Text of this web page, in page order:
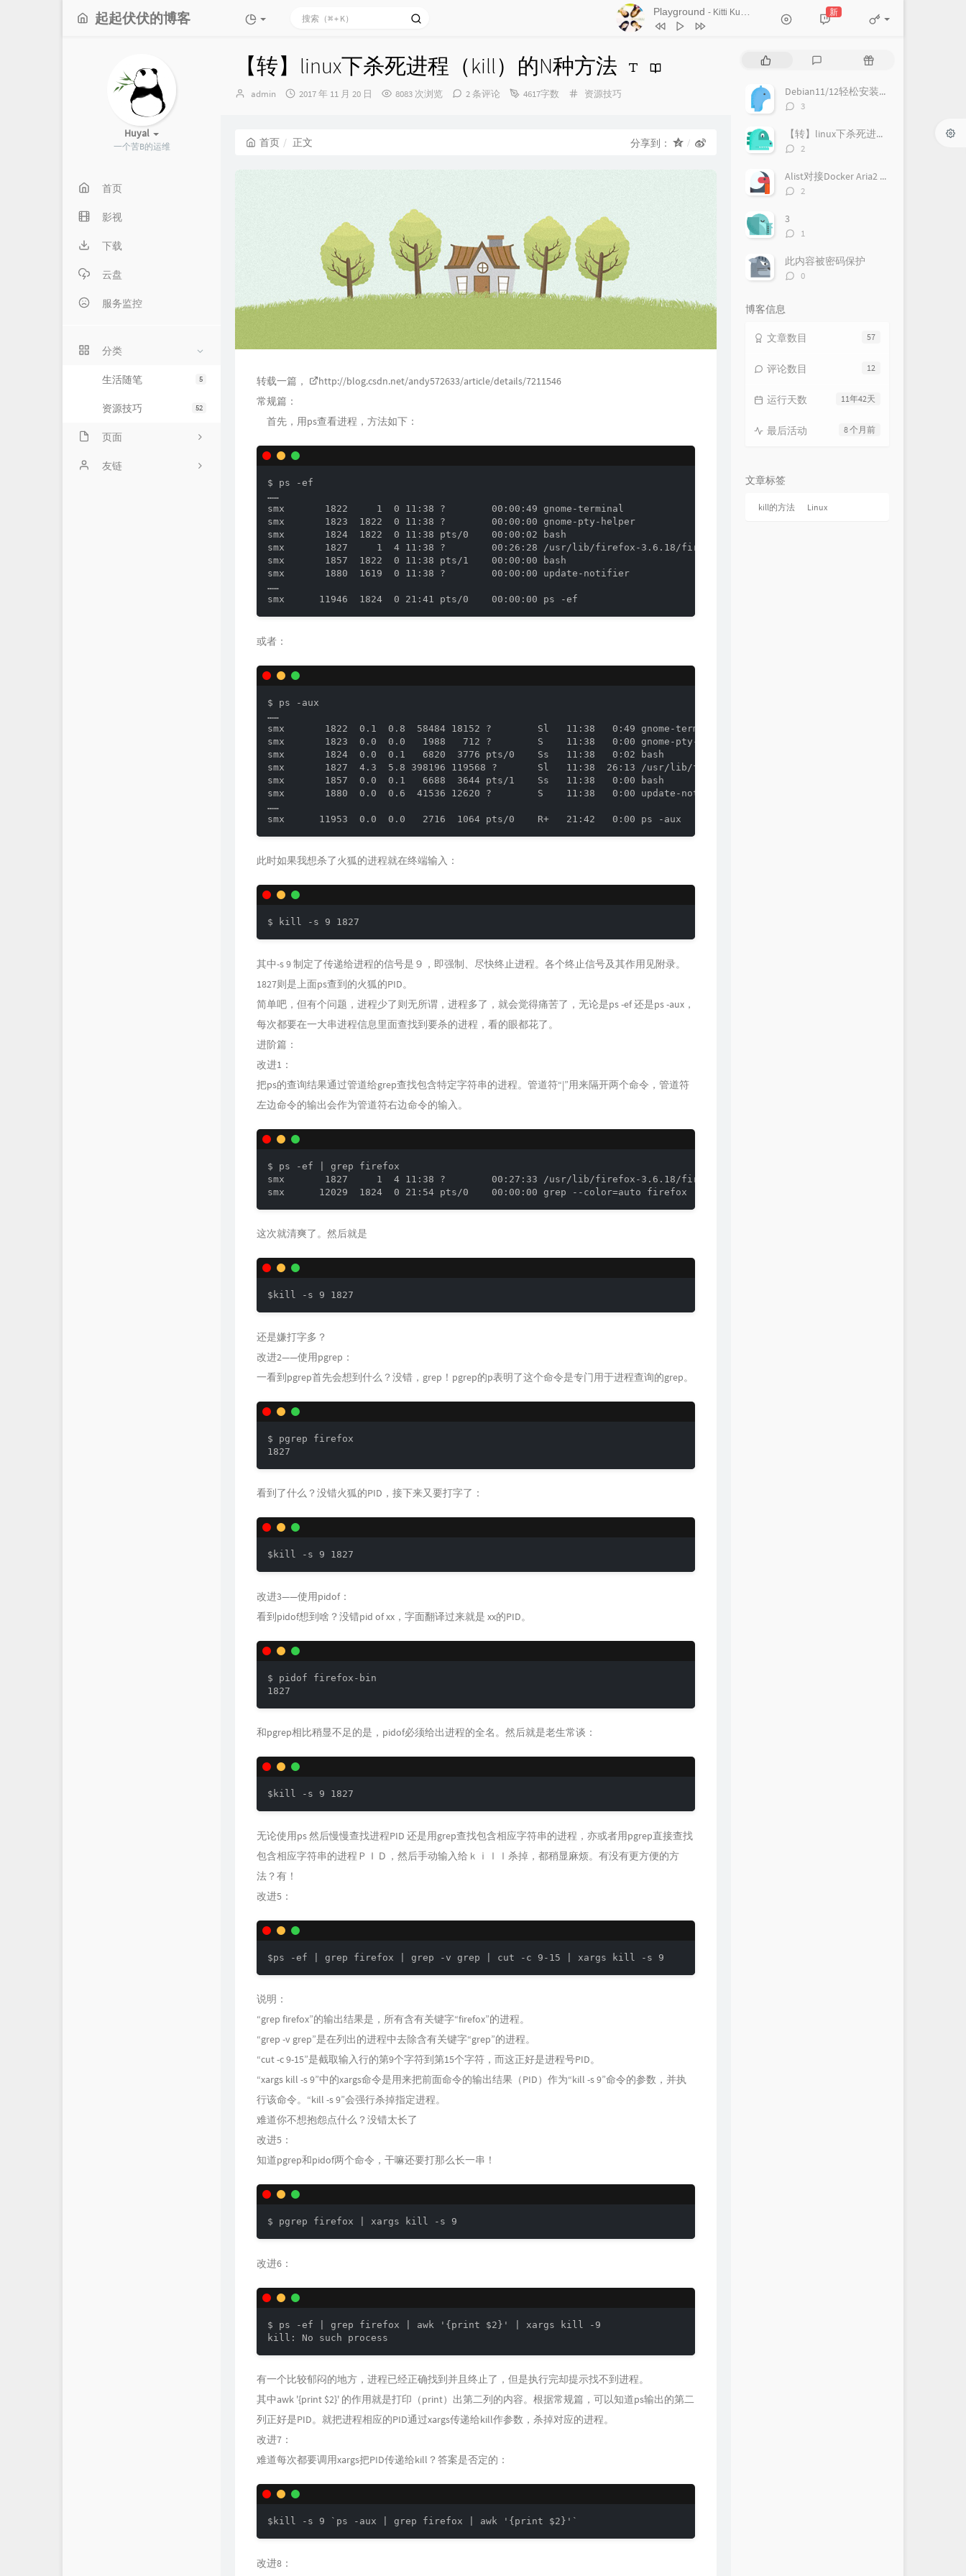
起起伏伏的博客 Old Chinese Song - Kitti Kuremanee
Chookiat Sakveerakul / August Band
2
A Smile That I Would Never See
Again
Kitti Kuremanee
厘小白
8 情人知己 叶蒨文
当初就不该学php 黄灰红
新
Huyal
一个苦B的运维
首页
影视
下载
云盘
服务监控
分类
5
生活随笔
52
资源技巧
页面
时光机
友链
【转】linux下杀死进程（kill）的N种方法
博
admin
发
2017 年 11 月 20 日 8083 次浏览 2 条评论 4617字数
分
资源技巧
首页 正文 分享到：
转载一篇，
http://blog.csdn.net/andy572633/article/details/7211546
常规篇：
首先，用ps查看进程，方法如下：
$ ps -ef
……
smx       1822     1  0 11:38 ?        00:00:49 gnome-terminal
smx       1823  1822  0 11:38 ?        00:00:00 gnome-pty-helper
smx       1824  1822  0 11:38 pts/0    00:00:02 bash
smx       1827     1  4 11:38 ?        00:26:28 /usr/lib/firefox-3.6.18/firefox-bin
smx       1857  1822  0 11:38 pts/1    00:00:00 bash
smx       1880  1619  0 11:38 ?        00:00:00 update-notifier
……
或者：
$ ps -aux
……
smx       1822  0.1  0.8  58484 18152 ?        Sl   11:38   0:49 gnome-terminal
smx       1823  0.0  0.0   1988   712 ?        S    11:38   0:00 gnome-pty-helper
smx       1824  0.0  0.1   6820  3776 pts/0    Ss   11:38   0:02 bash
smx       1827  4.3  5.8 398196 119568 ?       Sl   11:38  26:13 /usr/lib/firefox-3.6.18/firefox-bin
smx       1857  0.0  0.1   6688  3644 pts/1    Ss   11:38   0:00 bash
smx       1880  0.0  0.6  41536 12620 ?        S    11:38   0:00 update-notifier
……
此时如果我想杀了火狐的进程就在终端输入：
其中-s 9 制定了传递给进程的信号是９，即强制、尽快终止进程。各个终止信号及其作用见附录。
1827则是上面ps查到的火狐的PID。
简单吧，但有个问题，进程少了则无所谓，进程多了，就会觉得痛苦了，无论是ps -ef 还是ps -aux，
每次都要在一大串进程信息里面查找到要杀的进程，看的眼都花了。
进阶篇：
改进1：
把ps的查询结果通过管道给grep查找包含特定字符串的进程。管道符“|”用来隔开两个命令，管道符
左边命令的输出会作为管道符右边命令的输入。
$ ps -ef | grep firefox
smx       1827     1  4 11:38 ?        00:27:33 /usr/lib/firefox-3.6.18/firefox-bin
这次就清爽了。然后就是
还是嫌打字多？
改进2——使用pgrep：
一看到pgrep首先会想到什么？没错，grep！pgrep的p表明了这个命令是专门用于进程查询的grep。
$ pgrep firefox
看到了什么？没错火狐的PID，接下来又要打字了：
改进3——使用pidof：
看到pidof想到啥？没错pid of xx，字面翻译过来就是 xx的PID。
$ pidof firefox-bin
和pgrep相比稍显不足的是，pidof必须给出进程的全名。然后就是老生常谈：
无论使用ps 然后慢慢查找进程PID 还是用grep查找包含相应字符串的进程，亦或者用pgrep直接查找
包含相应字符串的进程ＰＩＤ，然后手动输入给ｋｉｌｌ杀掉，都稍显麻烦。有没有更方便的方
法？有！
改进5：
说明：
“grep firefox”的输出结果是，所有含有关键字“firefox”的进程。
“grep -v grep”是在列出的进程中去除含有关键字“grep”的进程。
“cut -c 9-15”是截取输入行的第9个字符到第15个字符，而这正好是进程号PID。
“xargs kill -s 9”中的xargs命令是用来把前面命令的输出结果（PID）作为“kill -s 9”命令的参数，并执
行该命令。“kill -s 9”会强行杀掉指定进程。
难道你不想抱怨点什么？没错太长了
改进5：
知道pgrep和pidof两个命令，干嘛还要打那么长一串！
改进6：
$ ps -ef | grep firefox | awk '{print $2}' | xargs kill -9
有一个比较郁闷的地方，进程已经正确找到并且终止了，但是执行完却提示找不到进程。
其中awk '{print $2}' 的作用就是打印（print）出第二列的内容。根据常规篇，可以知道ps输出的第二
列正好是PID。就把进程相应的PID通过xargs传递给kill作参数，杀掉对应的进程。
改进7：
难道每次都要调用xargs把PID传递给kill？答案是否定的：
改进8：
评
随
文Debian11/12轻松安装LNMP环境
评
数：
3
【转】linux下杀死进程（kill）的N种方法
评
数：
2
Alist对接Docker Aria2 Pro
评
2
3
评
数：
1
此内容被密码保护
评
0
博客信息
57
文章数目
12
评论数目
11年42天
运行天数
8 个月前
最后活动
文章标签
kill的方法 Linux